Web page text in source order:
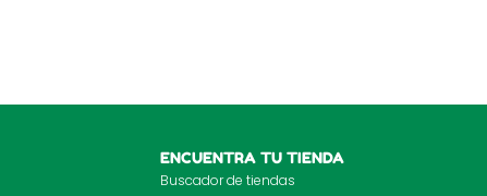
ENCUENTRA TU TIENDA
Buscador de tiendas